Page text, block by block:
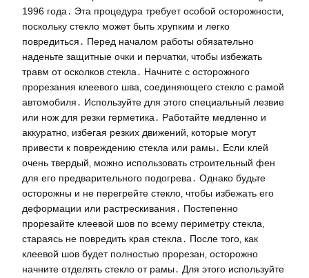
1996 года․ Эта процедура требует особой осторожности‚
поскольку стекло может быть хрупким и легко
повредиться․ Перед началом работы обязательно
наденьте защитные очки и перчатки‚ чтобы избежать
травм от осколков стекла․ Начните с осторожного
прорезания клеевого шва‚ соединяющего стекло с рамой
автомобиля․ Используйте для этого специальный лезвие
или нож для резки герметика․ Работайте медленно и
аккуратно‚ избегая резких движений‚ которые могут
привести к повреждению стекла или рамы․ Если клей
очень твердый‚ можно использовать строительный фен
для его предварительного подогрева․ Однако будьте
осторожны и не перегрейте стекло‚ чтобы избежать его
деформации или растрескивания․ Постепенно
прорезайте клеевой шов по всему периметру стекла‚
стараясь не повредить края стекла․ После того‚ как
клеевой шов будет полностью прорезан‚ осторожно
начните отделять стекло от рамы․ Для этого используйте